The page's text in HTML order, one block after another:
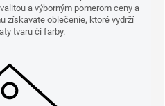
a výborným pomerom ceny a
získavate oblečenie, ktoré vydrží
tvaru či farby.